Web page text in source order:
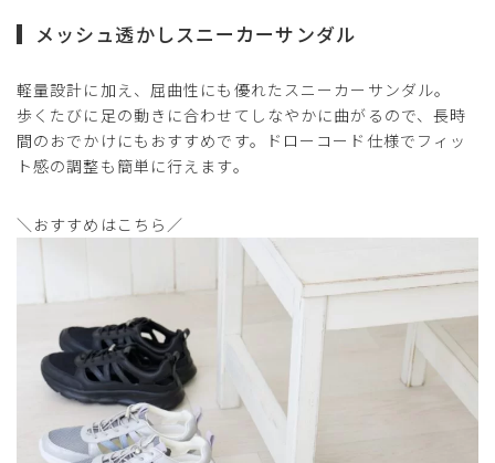
メッシュ透かしスニーカーサンダル
軽量設計に加え、屈曲性にも優れたスニーカーサンダル。
歩くたびに足の動きに合わせてしなやかに曲がるので、長時
間のおでかけにもおすすめです。ドローコード仕様でフィッ
ト感の調整も簡単に行えます。
＼おすすめはこちら／